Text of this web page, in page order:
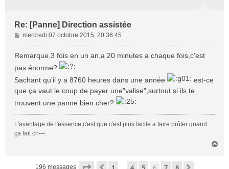
Re: [Panne] Direction assistée
M
e
s
a
g
e
mercredi 07 octobre 2015, 20:36:45
Remarque,3 fois en un an,a 20 minutes a chaque fois,c'est
pas énorme?
Sachant qu'il y a 8760 heures dans une année
est-ce
que ça vaut le coup de payer une"valise",surtout si ils te
trouvent une panne bien cher?
L'avantage de l'essence,c'est que c'est plus facile a faire brûler quand
ça fait ch---.
196 messages Page sur